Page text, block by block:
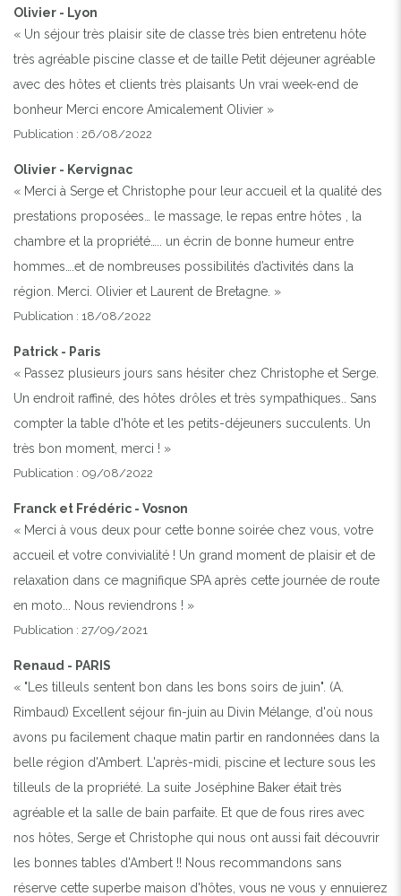
Olivier - Lyon
« Un séjour très plaisir site de classe très bien entretenu hôte
très agréable piscine classe et de taille Petit déjeuner agréable
avec des hôtes et clients très plaisants Un vrai week-end de
bonheur Merci encore Amicalement Olivier »
Publication : 26/08/2022
Olivier - Kervignac
« Merci à Serge et Christophe pour leur accueil et la qualité des
prestations proposées… le massage, le repas entre hôtes , la
chambre et la propriété….. un écrin de bonne humeur entre
hommes….et de nombreuses possibilités d’activités dans la
région. Merci. Olivier et Laurent de Bretagne. »
Publication : 18/08/2022
Patrick - Paris
« Passez plusieurs jours sans hésiter chez Christophe et Serge.
Un endroit raffiné, des hôtes drôles et très sympathiques.. Sans
compter la table d'hôte et les petits-déjeuners succulents. Un
très bon moment, merci ! »
Publication : 09/08/2022
Franck et Frédéric - Vosnon
« Merci à vous deux pour cette bonne soirée chez vous, votre
accueil et votre convivialité ! Un grand moment de plaisir et de
relaxation dans ce magnifique SPA après cette journée de route
en moto... Nous reviendrons ! »
Publication : 27/09/2021
Renaud - PARIS
« "Les tilleuls sentent bon dans les bons soirs de juin". (A.
Rimbaud) Excellent séjour fin-juin au Divin Mélange, d'où nous
avons pu facilement chaque matin partir en randonnées dans la
belle région d'Ambert. L'après-midi, piscine et lecture sous les
tilleuls de la propriété. La suite Joséphine Baker était très
agréable et la salle de bain parfaite. Et que de fous rires avec
nos hôtes, Serge et Christophe qui nous ont aussi fait découvrir
les bonnes tables d'Ambert !! Nous recommandons sans
réserve cette superbe maison d'hôtes, vous ne vous y ennuierez